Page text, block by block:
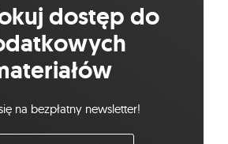
dostęp do
na bezpłatny newsletter!